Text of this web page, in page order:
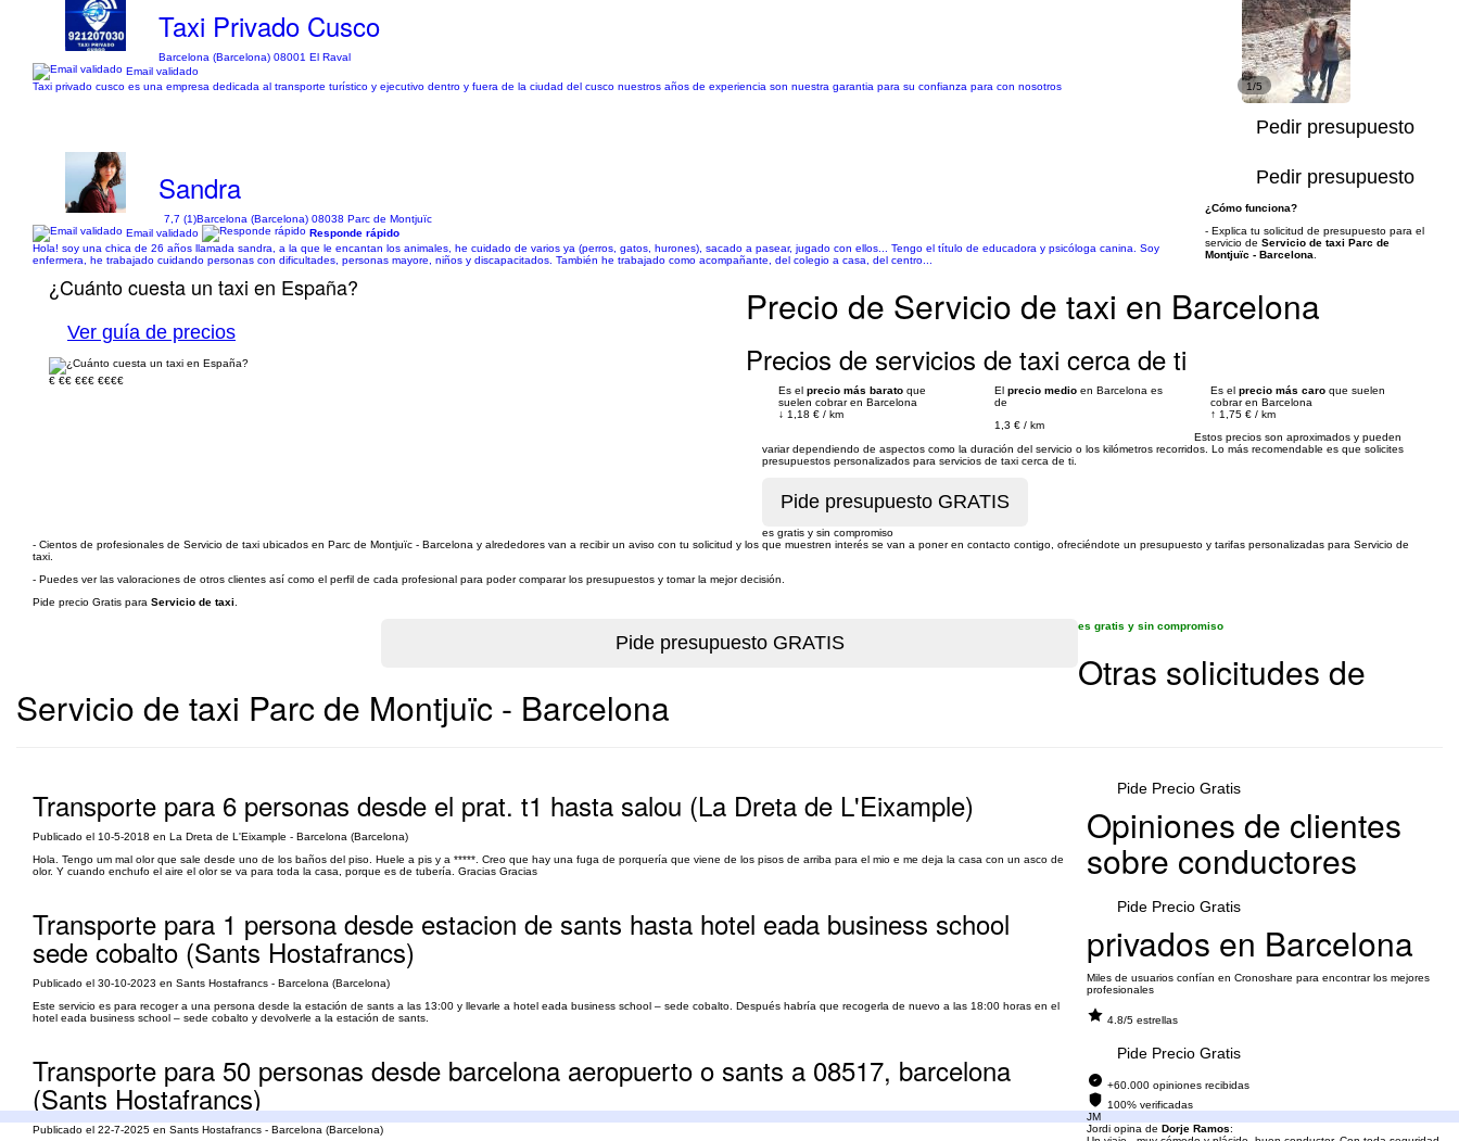
Taxi Privado Cusco
Barcelona (Barcelona) 08001 El Raval
Email validado
Taxi privado cusco es una empresa dedicada al transporte turístico y ejecutivo dentro y fuera de la ciudad del cusco nuestros años de experiencia son nuestra garantia para su confianza para con nosotros
1/5
Pedir presupuesto
Sandra
7,7 (1)Barcelona (Barcelona) 08038 Parc de Montjuïc
Email validado
Responde rápido
Hola! soy una chica de 26 años llamada sandra, a la que le encantan los animales, he cuidado de varios ya (perros, gatos, hurones), sacado a pasear, jugado con ellos... Tengo el título de educadora y psicóloga canina. Soy
enfermera, he trabajado cuidando personas con dificultades, personas mayore, niños y discapacitados. También he trabajado como acompañante, del colegio a casa, del centro...
Pedir presupuesto
¿Cuánto cuesta un taxi en España?
Ver guía de precios
€ €€ €€€ €€€€
Precio de Servicio de taxi en Barcelona
Precios de servicios de taxi cerca de ti
Es el precio más barato que
suelen cobrar en Barcelona
↓ 1,18 € / km
El precio medio en Barcelona es
de
1,3 € / km
Es el precio más caro que suelen
cobrar en Barcelona
↑ 1,75 € / km
Estos precios son aproximados y pueden
variar dependiendo de aspectos como la duración del servicio o los kilómetros recorridos. Lo más recomendable es que solicites
presupuestos personalizados para servicios de taxi cerca de ti.
es gratis y sin compromiso
¿Cómo funciona?
- Explica tu solicitud de presupuesto para el
servicio de Servicio de taxi Parc de
Montjuïc - Barcelona
- Cientos de profesionales de Servicio de taxi ubicados en Parc de Montjuïc - Barcelona y alrededores van a recibir un aviso con tu solicitud y los que muestren interés se van a poner en contacto contigo, ofreciéndote un presupuesto y tarifas personalizadas para Servicio de
taxi.
- Puedes ver las valoraciones de otros clientes así como el perfil de cada profesional para poder comparar los presupuestos y tomar la mejor decisión.
Pide precio Gratis para Servicio de taxi
es gratis y sin compromiso
Otras solicitudes de
Servicio de taxi Parc de Montjuïc - Barcelona
Transporte para 6 personas desde el prat. t1 hasta salou (La Dreta de L'Eixample)
Publicado el 10-5-2018 en La Dreta de L'Eixample - Barcelona (Barcelona)
Hola. Tengo um mal olor que sale desde uno de los baños del piso. Huele a pis y a *****. Creo que hay una fuga de porquería que viene de los pisos de arriba para el mio e me deja la casa con un asco de
olor. Y cuando enchufo el aire el olor se va para toda la casa, porque es de tubería. Gracias Gracias
Pide Precio Gratis
Transporte para 1 persona desde estacion de sants hasta hotel eada business school
sede cobalto (Sants Hostafrancs)
Publicado el 30-10-2023 en Sants Hostafrancs - Barcelona (Barcelona)
Este servicio es para recoger a una persona desde la estación de sants a las 13:00 y llevarle a hotel eada business school – sede cobalto. Después habría que recogerla de nuevo a las 18:00 horas en el
hotel eada business school – sede cobalto y devolverle a la estación de sants.
Pide Precio Gratis
Transporte para 50 personas desde barcelona aeropuerto o sants a 08517, barcelona
(Sants Hostafrancs)
Publicado el 22-7-2025 en Sants Hostafrancs - Barcelona (Barcelona)
Pide Precio Gratis
Opiniones de clientes
sobre conductores
privados en Barcelona
Miles de usuarios confían en Cronoshare para encontrar los mejores
profesionales
4.8/5 estrellas
+60.000 opiniones recibidas
100% verificadas
JM
Jordi opina de Dorje Ramos: